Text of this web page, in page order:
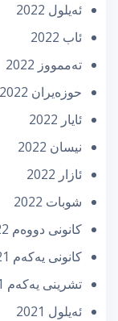
ئه‌یلول 2022
ئاب 2022
تەممووز 2022
حوزه‌یران 2022
ئایار 2022
نیسان 2022
ئازار 2022
شوبات 2022
كانونی دووه‌م 2022
كانونی یه‌كه‌م 2021
تشرینی یه‌كه‌م 2021
ئه‌یلول 2021